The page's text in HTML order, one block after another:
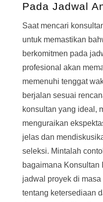
Pada Jadwal
Saat mencari
untuk memastikan
berkomitmen pada
profesional akan
memenuhi tenggat
berjalan sesuai
konsultan yang ideal,
menguraikan
jelas dan
seleksi. Mintalah
bagaimana Konsultan
jadwal proyek di
tentang ketersediaan